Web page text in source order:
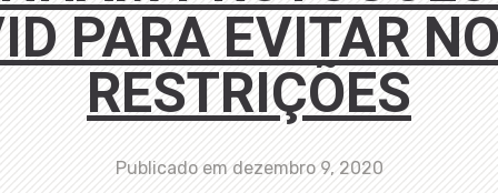
PARA EVITAR
RESTRIÇÕES
Publicado em dezembro 9, 2020